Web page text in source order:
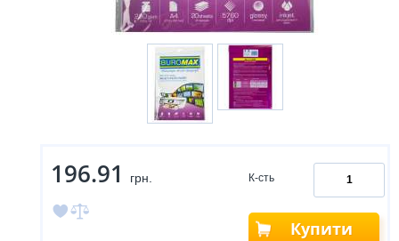
196.91 грн. К-сть
Купити